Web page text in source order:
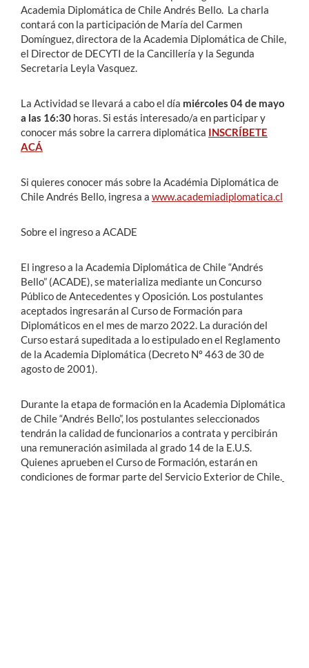
Alumni
English
Academia Diplomática de Chile Andrés Bello. La charla
contará con la participación de María del Carmen
Domínguez, directora de la Academia Diplomática de Chile,
el Director de DECYTI de la Cancillería y la Segunda
Secretaria Leyla Vasquez.
La Actividad se llevará a cabo el día miércoles 04 de mayo
a las 16:30 horas. Si estás interesado/a en participar y
conocer más sobre la carrera diplomática INSCRÍBETE
ACÁ
Si quieres conocer más sobre la Académia Diplomática de
Chile Andrés Bello, ingresa a www.academiadiplomatica.cl
Sobre el ingreso a ACADE
El ingreso a la Academia Diplomática de Chile “Andrés
Bello” (ACADE), se materializa mediante un Concurso
Público de Antecedentes y Oposición. Los postulantes
aceptados ingresarán al Curso de Formación para
Diplomáticos en el mes de marzo 2022. La duración del
Curso estará supeditada a lo estipulado en el Reglamento
de la Academia Diplomática (Decreto Nº 463 de 30 de
agosto de 2001).
Durante la etapa de formación en la Academia Diplomática
de Chile “Andrés Bello”, los postulantes seleccionados
tendrán la calidad de funcionarios a contrata y percibirán
una remuneración asimilada al grado 14 de la E.U.S.
Quienes aprueben el Curso de Formación, estarán en
condiciones de formar parte del Servicio Exterior de Chile.